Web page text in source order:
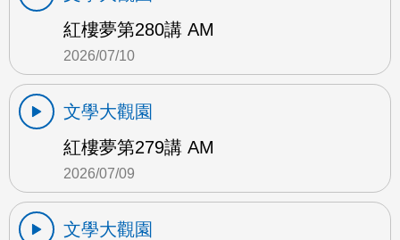
紅樓夢第280講 AM
2026/07/10
文學大觀園
紅樓夢第279講 AM
2026/07/09
文學大觀園